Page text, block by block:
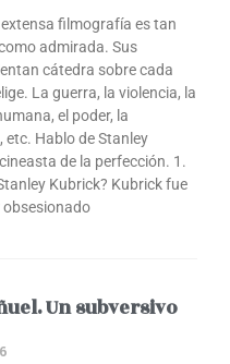
filmografía es tan
admirada. Sus
cátedra sobre cada
La guerra, la violencia, la
el poder, la
etc. Hablo de Stanley
de la perfección. 1.
Kubrick? Kubrick fue
Un subversivo